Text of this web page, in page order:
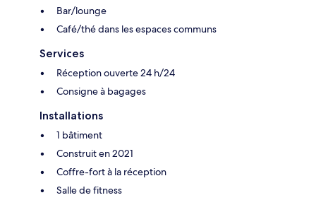
Bar/lounge
Café/thé dans les espaces communs
Services
Réception ouverte 24 h/24
Consigne à bagages
Installations
1 bâtiment
Construit en 2021
Coffre-fort à la réception
Salle de fitness